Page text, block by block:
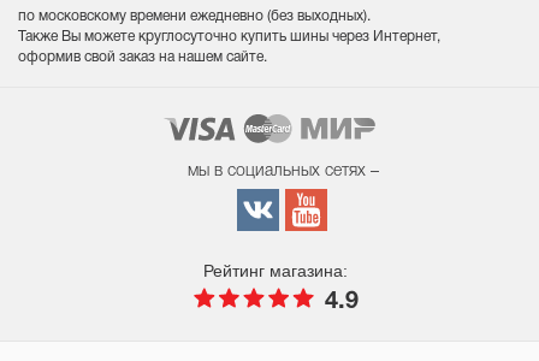
по московскому времени ежедневно (без выходных).
Также Вы можете круглосуточно купить шины через Интернет,
оформив свой заказ на нашем сайте.
мы в социальных сетях –
Рейтинг магазина:
4.9